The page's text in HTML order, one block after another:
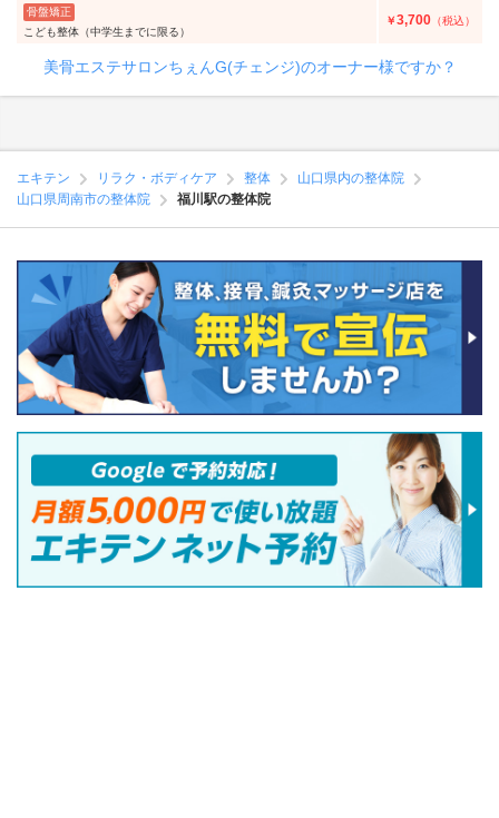
骨盤矯正
こども整体（中学生までに限る）
￥3,700 （税込）
美骨エステサロンちぇんG(チェンジ)のオーナー様ですか？
エキテン リラク・ボディケア 整体
山口県内の整体院
山口県周南市の整体院
福川駅の整体院